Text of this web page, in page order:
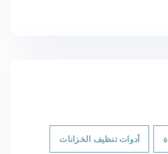
أدوات تنظيف الخزانات